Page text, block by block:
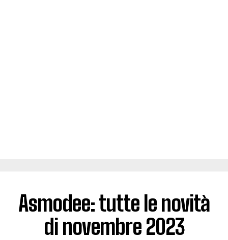
Asmodee: tutte le novità
di novembre 2023